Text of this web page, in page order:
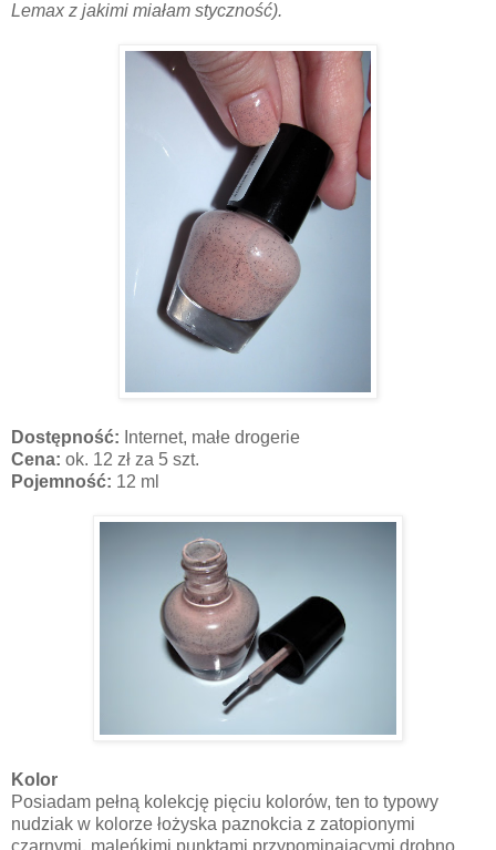
Lemax z jakimi miałam styczność).
Dostępność: Internet, małe drogerie
Cena: ok. 12 zł za 5 szt.
Pojemność: 12 ml
Kolor
Posiadam pełną kolekcję pięciu kolorów, ten to typowy
nudziak w kolorze łożyska paznokcia z zatopionymi